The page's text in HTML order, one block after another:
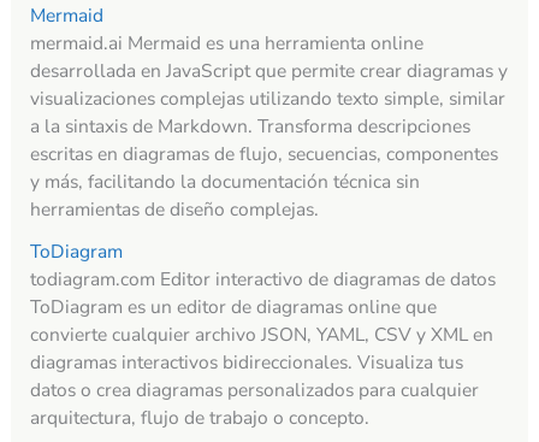
Mermaid
mermaid.ai Mermaid es una herramienta online
desarrollada en JavaScript que permite crear diagramas y
visualizaciones complejas utilizando texto simple, similar
a la sintaxis de Markdown. Transforma descripciones
escritas en diagramas de flujo, secuencias, componentes
y más, facilitando la documentación técnica sin
herramientas de diseño complejas.
ToDiagram
todiagram.com Editor interactivo de diagramas de datos
ToDiagram es un editor de diagramas online que
convierte cualquier archivo JSON, YAML, CSV y XML en
diagramas interactivos bidireccionales. Visualiza tus
datos o crea diagramas personalizados para cualquier
arquitectura, flujo de trabajo o concepto.